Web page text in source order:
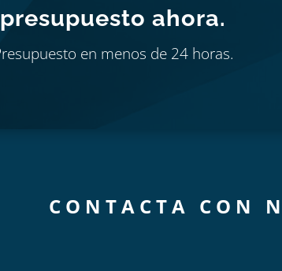
ahora.
en menos de 24 horas.
CONTACTA CON